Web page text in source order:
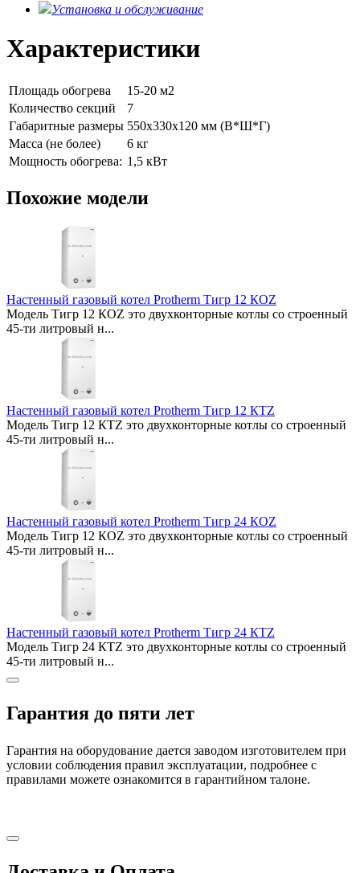
Установка и обслуживание
Характеристики
Площадь обогрева
15-20 м2
Количество секций
7
Габаритные размеры 550x330x120 мм (В*Ш*Г)
Масса (не более)
6 кг
Мощность обогрева: 1,5 кВт
Похожие модели
Настенный газовый котел Protherm Тигр 12 КОZ
Модель Тигр 12 КОZ это двухконторные котлы со строенный
45-ти литровый н...
Настенный газовый котел Protherm Тигр 12 КТZ
Модель Тигр 12 КТZ это двухконторные котлы со строенный
45-ти литровый н...
Настенный газовый котел Protherm Тигр 24 КОZ
Модель Тигр 12 КОZ это двухконторные котлы со строенный
45-ти литровый н...
Настенный газовый котел Protherm Тигр 24 КТZ
Модель Тигр 24 КТZ это двухконторные котлы со строенный
45-ти литровый н...
Гарантия до пяти лет
Гарантия на оборудование дается заводом изготовителем при
условии соблюдения правил эксплуатации, подробнее с
правилами можете ознакомится в гарантийном талоне.